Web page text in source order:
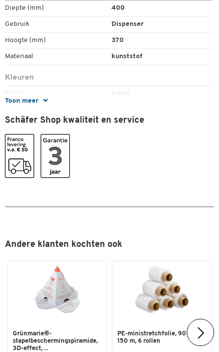
Toon meer
Diepte (mm) 400
Gebruik Dispenser
Hoogte (mm) 370
Materiaal kunststof
Kleuren
Kleur blauw
Afmetingen
Schäfer Shop kwaliteit en service
Andere klanten kochten ook
Grünmarie®-
stapelbeschermingspiramide,
3D-effect, ...
PE-ministretchfolie, 90 mm x
150 m, 6 rollen
Dubbelklik om in te zoomen